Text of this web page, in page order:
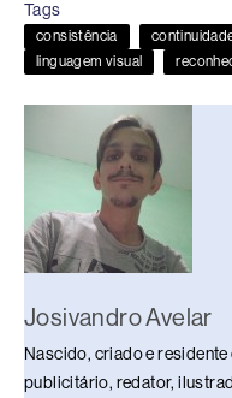
b
o
o
d
s
n
Tags
consistência
linguagem visual
Josivandro Avelar
Nascido, criado e residente
publicitário, redator,